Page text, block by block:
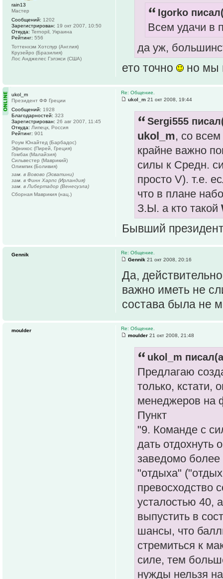
Igorko
Всем удачи в
да уж,
ето точно но мы
rain13
Мастер
Сообщений: 1202
Зарегистрирован: 19 окт 2007, 10:50
Откуда: Ternopil, Украина
Рейтинг: 556
Тоттенхэм Хотспур (Англия)
Крузейро (Бразилия)
Лос Анджелес Гэлэкси (США)
Re: Общение.
ukol_m 21 окт 2008, 19:44
Sergi555
ukol_m, со всем
крайне важно
силы к Средн.
просто V). т.е.
что в плане
З.Ы. а кто такой
Бывший
ukol_m
Президент ФФ Греции
Сообщений: 1928
Благодарностей: 323
Зарегистрирован: 26 авг 2007, 11:45
Откуда: Липецк, Россия
Рейтинг: 901
Роум Юнайтед (Барбадос)
Эфникос (Пирей, Греция)
Гомбак (Малайзия)
Сильвестер (Маврикий)
Олимпик (Боливия)
зам. в Вовово (Эсватини)
зам. в Финн Харпс (Ирландия)
зам. в Либертадор (Венесуэла)
Сборная Маврикия (нац.)
Re: Общение.
Gennik 21 окт 2008, 20:16
Да,
важно иметь не
состава была не
Gennik
Re: Общение.
moulder 21 окт 2008, 21:48
ukol_m
Предлагаю
только, кстати,
менеджеров на
Пункт
"9. Команде с
дать отдохнуть
заведомо
"отдыха"
превосходство
усталостью 40,
выпустить в
шансы, что
стремиться к
силе, тем
нужды нельзя
moulder